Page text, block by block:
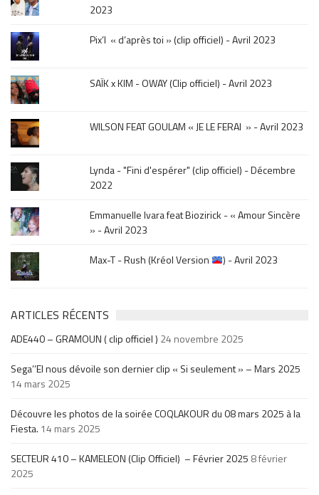
sur
le
mois
de
la
sortie
2023
Pix’l « d’après toi » (clip officiel) - Avril 2023
SAÏK x KIM - OWAY (Clip officiel) - Avril 2023
WILSON FEAT GOULAM « JE LE FERAI » - Avril 2023
Lynda - "Fini d'espérer" (clip officiel) - Décembre
2022
Emmanuelle Ivara feat Biozirick - « Amour Sincère
» - Avril 2023
Max-T - Rush (Kréol Version
) - Avril 2023
ARTICLES RÉCENTS
ADE440 – GRAMOUN ( clip officiel ) 24 novembre 2025
Sega’’El nous dévoile son dernier clip « Si seulement » – Mars 2025
14 mars 2025
Découvre les photos de la soirée COQLAKOUR du 08 mars 2025 à la
Fiesta. 14 mars 2025
SECTEUR 410 – KAMELEON (Clip Officiel) – Février 2025 8 février
2025